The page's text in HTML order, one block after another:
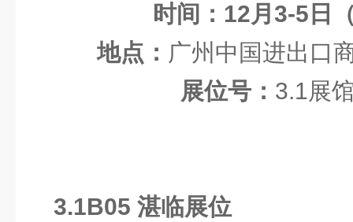
时间：12月3-5日
地点： 广州中国进出口
展位号： 3.1展
3.1B05 湛临展位